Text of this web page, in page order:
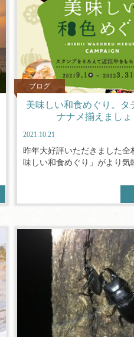
ブログ
美味しい和食めぐり。タ
ナナメ揃えましょ
2021.10.21
昨年大好評いただきました全
味しい和食めぐり」がより気